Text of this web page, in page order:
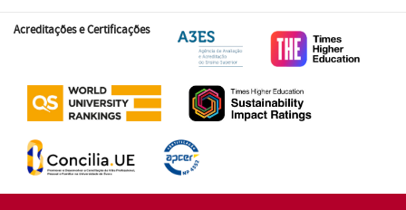
Acreditações e Certificações